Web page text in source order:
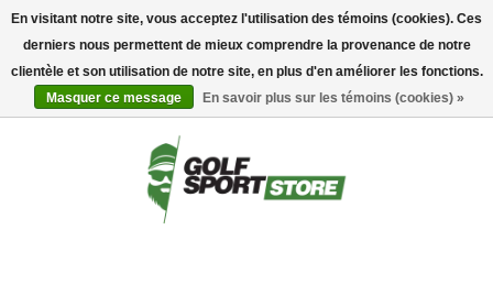
En visitant notre site, vous acceptez l'utilisation des témoins (cookies). Ces
derniers nous permettent de mieux comprendre la provenance de notre
clientèle et son utilisation de notre site, en plus d'en améliorer les fonctions.
Masquer ce message
En savoir plus sur les témoins (cookies) »